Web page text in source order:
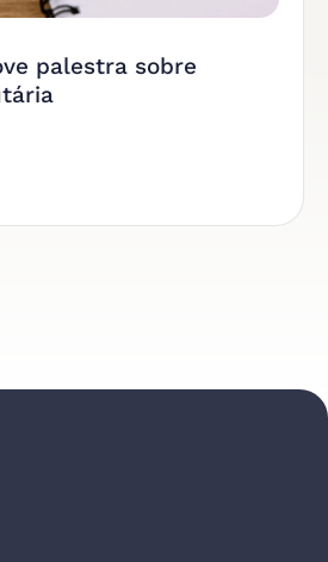
palestra sobre